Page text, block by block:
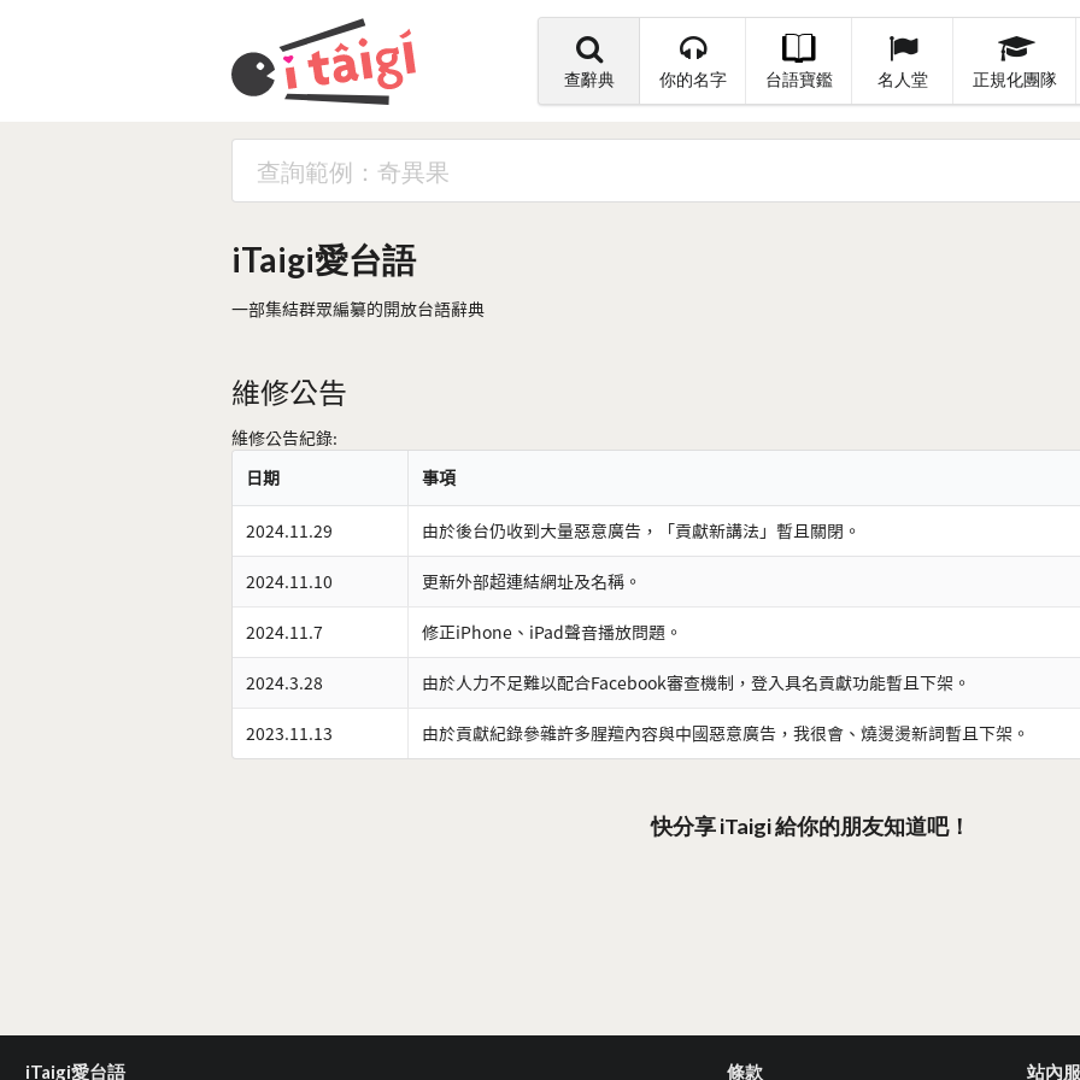
查辭典 你的名字 台語寶鑑 名人堂 正規化團隊
iTaigi愛台語
一部集結群眾編纂的開放台語辭典
維修公告
維修公告紀錄:
日期
事項
2024.11.29 由於後台仍收到大量惡意廣告，「貢獻新講法」暫且關閉。
2024.11.10 更新外部超連結網址及名稱。
2024.11.7 修正iPhone、iPad聲音播放問題。
2024.3.28 由於人力不足難以配合Facebook審查機制，登入具名貢獻功能暫且下架。
2023.11.13 由於貢獻紀錄參雜許多腥羶內容與中國惡意廣告，我很會、燒燙燙新詞暫且下架。
快分享 iTaigi 給你的朋友知道吧！
iTaigi愛台語 條款 站內